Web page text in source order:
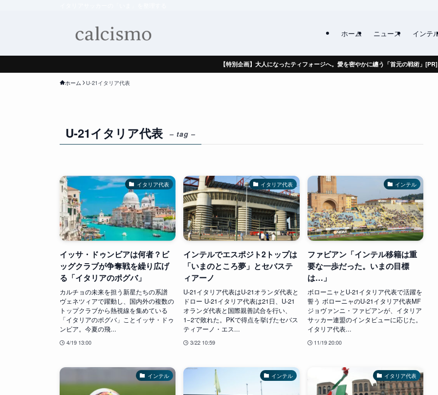
ホーム ニュース インテ
【特別企画】大人になったティフォージへ。愛を密やかに纏う「首元の戦術」[PR]
ホーム U-21イタリア代表
U-21イタリア代表 – tag –
イタリア代表
イッサ・ドゥンビアは何者？ビ
ッグクラブが争奪戦を繰り広げ
る「イタリアのポグバ」
カルチョの未来を担う新星たちの系譜
ヴェネツィアで躍動し、国内外の複数の
トップクラブから熱視線を集めている
「イタリアのポグバ」ことイッサ・ドゥ
ンビア。今夏の飛...
4/19 13:00
イタリア代表
インテルでエスポジト2トップは
「いまのところ夢」とセバステ
ィアーノ
U-21イタリア代表はU-21オランダ代表と
ドロー U-21イタリア代表は21日、U-21
オランダ代表と国際親善試合を行い、
1−2で敗れた。PKで得点を挙げたセバス
ティアーノ・エス...
3/22 10:59
インテル
ファビアン「インテル移籍は重
要な一歩だった。いまの目標
は…」
ボローニャとU-21イタリア代表で活躍を
誓う ボローニャのU-21イタリア代表MF
ジョヴァンニ・ファビアンが、イタリア
サッカー連盟のインタビューに応じた。
イタリア代表...
11/19 20:00
インテル インテル イタリア代表